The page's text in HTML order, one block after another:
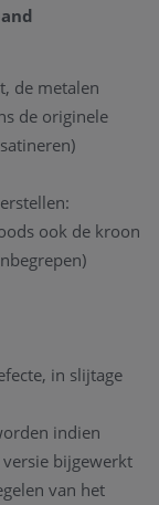
de metalen
de originele
ook de kroon
in slijtage
indien
bijgewerkt
van het